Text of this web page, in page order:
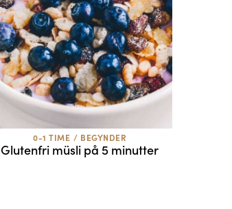
0-1 TIME / BEGYNDER
Glutenfri müsli på 5 minutter